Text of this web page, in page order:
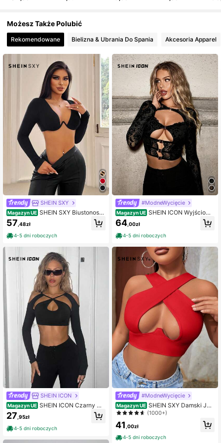
1.8M Obserwujący
4,84 1.8M Obserwujący
4,84 1.8M Obserwujący
4,84 1.8M Obserwujący
4,84 1.8M Obserwujący
4,84 1.8M Obserwujący
Możesz Także Polubić
Rekomendowane Bielizna & Ubrania Do Spania Akcesoria Apparel
SHEIN SXY
Magazyn UE SHEIN SXY Biustonosz
e damskie na fiszbinach
57,48zł
4-5 dni roboczych
SHEIN ICON
Magazyn UE SHEIN ICON Czarny Wy
cięcie z przodu Crop Tee
27 ,95zł
4-5 dni roboczych
#ModneWycięcie
Magazyn UE SHEIN ICON Wyjściowe
topy wiosenne czarne żakardowe i
z klamrą wycięty przód krótki top z
siateczki
64,00zł
4-5 dni roboczych
#ModneWycięcie
Magazyn UE SHEIN SXY Damski Jed
nolity kolor Krzyż Przód Odetnij Cro
(1000+)
41 ,00zł
4-5 dni roboczych